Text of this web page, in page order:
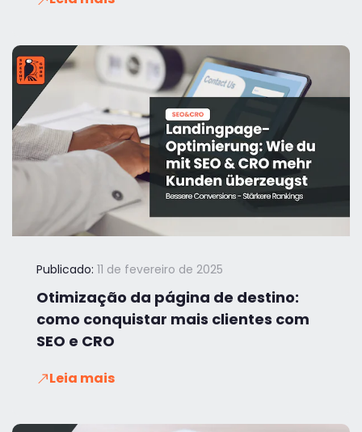
Publicado: 11 de fevereiro de 2025
Otimização da página de destino:
como conquistar mais clientes com
SEO e CRO
Leia mais